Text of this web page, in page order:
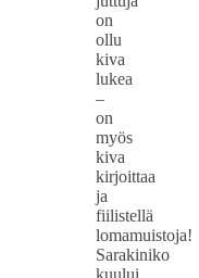
on
ollu
kiva
lukea
–
on
myös
kiva
kirjoittaa
ja
fiilistellä
lomamuistoja!
Sarakiniko